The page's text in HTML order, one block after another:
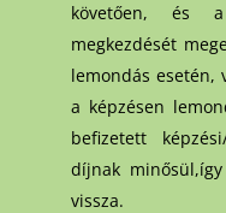
követően, és
megkezdését
lemondás esetén,
a képzésen
befizetett
díjnak
vissza.